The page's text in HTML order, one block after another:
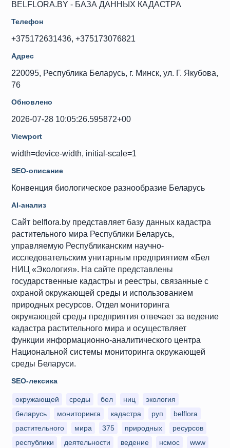
BELFLORA.BY - БАЗА ДАННЫХ КАДАСТРА
Телефон
+375172631436, +375173076821
Адрес
220095, Республика Беларусь, г. Минск, ул. Г. Якубова,
76
Обновлено
2026-07-28 10:05:26.595872+00
Viewport
width=device-width, initial-scale=1
SEO-описание
Конвенция биологическое разнообразие Беларусь
AI-анализ
Сайт belflora.by представляет базу данных кадастра
растительного мира Республики Беларусь,
управляемую Республиканским научно-
исследовательским унитарным предприятием «Бел
НИЦ «Экология». На сайте представлены
государственные кадастры и реестры, связанные с
охраной окружающей среды и использованием
природных ресурсов. Отдел мониторинга
окружающей среды предприятия отвечает за ведение
кадастра растительного мира и осуществляет
функции информационно-аналитического центра
Национальной системы мониторинга окружающей
среды Беларуси.
SEO-лексика
окружающей среды бел ниц
экология
беларусь
мониторинга кадастра руп
belflora
растительного
мира 375 природных
ресурсов
республики
деятельности ведение нсмос www